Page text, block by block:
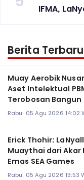
IFMA,
Berita Terbaru
Muay Aerobik
Aset Intelektual
Terobosan
Rabu, 05 Agu 2026 14:02
Erick Thohir:
Muaythai dari Akar
Emas SEA Games
Rabu, 05 Agu 2026 13:53